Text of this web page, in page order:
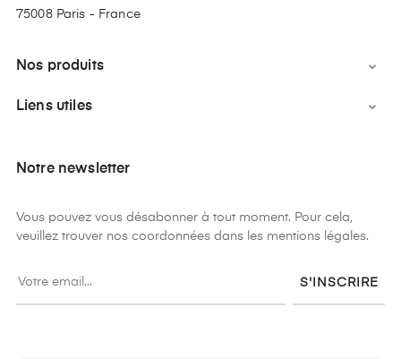
75008 Paris - France
Nos produits 
Liens utiles 
Notre newsletter
Vous pouvez vous désabonner à tout moment. Pour cela,
veuillez trouver nos coordonnées dans les mentions légales.
S'INSCRIRE